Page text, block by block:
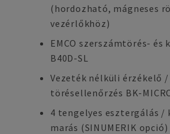
(hordozható, mágneses
vezérlőkhöz)
EMCO szerszámtörés- és
B40D-SL
Vezeték nélküli érzékelő /
törésellenőrzés BK-
4 tengelyes esztergálás /
marás (SINUMERIK opció)